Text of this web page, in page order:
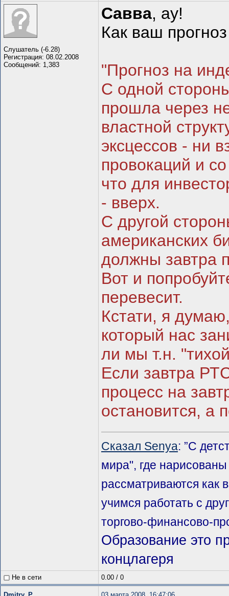
Слушатель (-6.28)
Регистрация: 08.02.2008
Сообщений: 1,383
Савва, ау!
Как ваш
"Прогноз на
С одной
прошла через
властной
эксцессов - ни
провокаций и
что для
- вверх.
С другой
американских
должны завтра
Вот и
перевесит.
Кстати, я
который нас
ли мы т.н.
Если завтра
процесс на
остановится, а
Сказал Senya: ”С
мира", где
рассматриваются как
учимся работать с
торгово-финансово-
Образование это
концлагеря
Не в сети 0.00 / 0